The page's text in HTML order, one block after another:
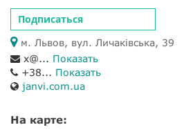
Подписаться
м. Львов, вул. Личаківська, 39
x@... Показать
+38... Показать
janvi.com.ua
На карте: